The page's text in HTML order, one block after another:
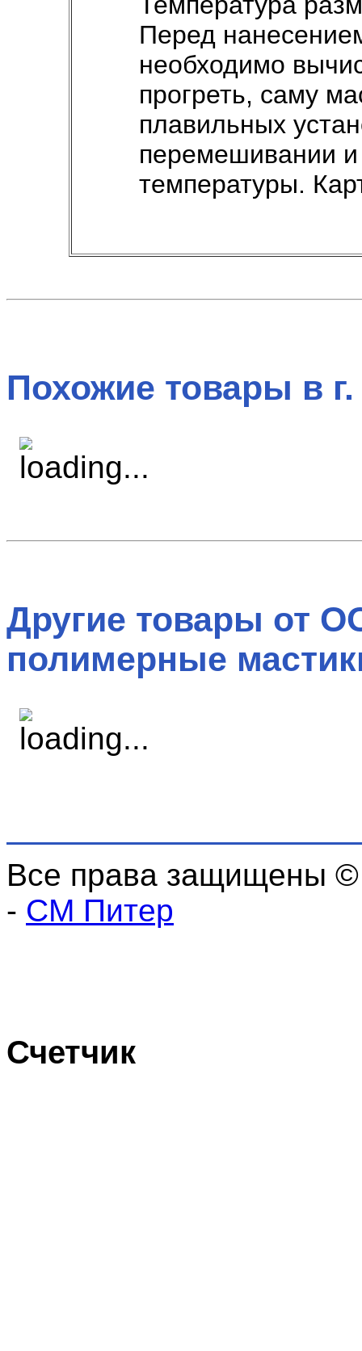
Перед
необходимо
прогреть, саму
плавильных
перемешивании и
температуры.
Похожие товары в
Другие товары от
полимерные
Все права защищены
- СМ Питер
Счетчик